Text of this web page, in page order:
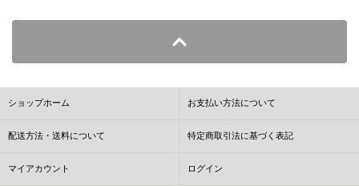
ショップホーム お支払い方法について
配送方法・送料について 特定商取引法に基づく表記
マイアカウント ログイン